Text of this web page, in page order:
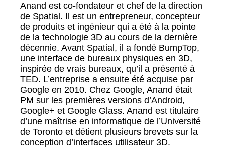
Anand est co-fondateur et chef de la direction
de Spatial. Il est un entrepreneur, concepteur
de produits et ingénieur qui a été à la pointe
de la technologie 3D au cours de la dernière
décennie. Avant Spatial, il a fondé BumpTop,
une interface de bureaux physiques en 3D,
inspirée de vrais bureaux, qu’il a présenté à
TED. L’entreprise a ensuite été acquise par
Google en 2010. Chez Google, Anand était
PM sur les premières versions d’Android,
Google+ et Google Glass. Anand est titulaire
d’une maîtrise en informatique de l’Université
de Toronto et détient plusieurs brevets sur la
conception d’interfaces utilisateur 3D.